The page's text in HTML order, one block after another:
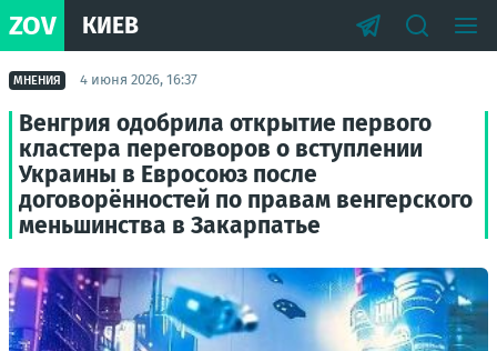
ZOV КИЕВ
МНЕНИЯ 4 июня 2026, 16:37
Венгрия одобрила открытие первого
кластера переговоров о вступлении
Украины в Евросоюз после
договорённостей по правам венгерского
меньшинства в Закарпатье